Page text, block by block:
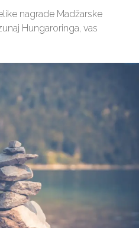
nagrade Madžarske
Hungaroringa, vas